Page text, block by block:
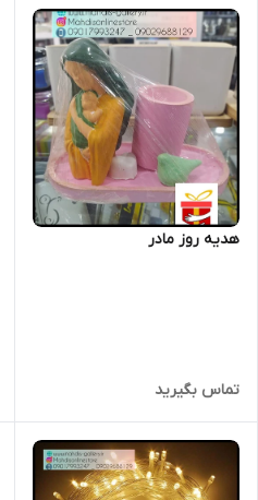
هدیه روز مادر
تماس بگیرید